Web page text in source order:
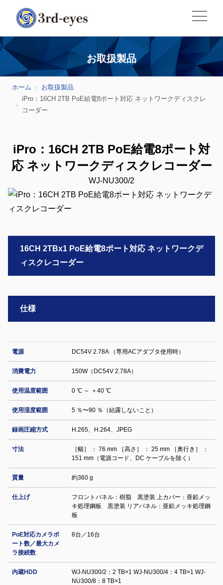
お取扱製品
ホーム
お取扱製品
iPro：16CH 2TB PoE給電8ポート対応 ネットワークディスクレ
コーダー
iPro：16CH 2TB PoE給電8ポート対
応 ネットワークディスクレコーダー
WJ-NU300/2
16CH 2TBx1 PoE給電8ポート対応 ネットワークデ
ィスクレコーダー
仕様
電源 DC54V 2.78A （専用ACアダプタ使用時）
消費電力 150W（DC54V 2.78A）
使用温度範囲 0 ℃ ～ ＋40 ℃
使用湿度範囲 5 ％〜90 ％（結露しないこと）
録画圧縮方式 H.265、H.264、JPEG
寸法
［幅］ ： 76 mm ［高さ］ ： 25 mm ［奥行き］ ：
151 mm（電源コード、DC ケーブルを除く）
質量 約360 g
仕上げ
フロントパネル：樹脂 黒塗装 上カバー：亜鉛メッ
キ処理鋼板 黒塗装 リアパネル：亜鉛メッキ処理鋼
板
PoE対応カメラポ
ート数／最大カメ
ラ接続数
8台／16台
内蔵HDD
WJ-NU300/2：2 TB×1 WJ-NU300/4：4 TB×1 WJ-
NU300/8：8 TB×1